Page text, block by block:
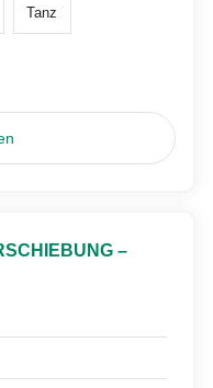
Tanz
–